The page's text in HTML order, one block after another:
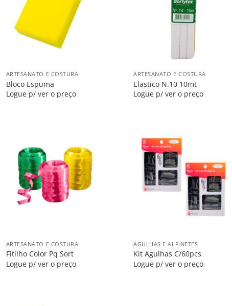
ARTESANATO E COSTURA
Bloco Espuma
Logue p/ ver o preço
ARTESANATO E COSTURA
Elastico N.10 10mt
Logue p/ ver o preço
Lista
ARTESANATO E COSTURA
Fitilho Color Pq Sort
Logue p/ ver o preço
Lista
AGULHAS E ALFINETES
Kit Agulhas C/60pcs
Logue p/ ver o preço